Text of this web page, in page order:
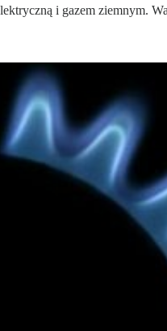
i gazem ziemnym.